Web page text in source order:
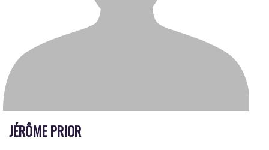
JÉRÔME PRIOR